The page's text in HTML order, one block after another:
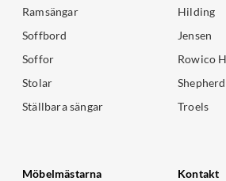
Ramsängar
Soffbord
Soffor
Stolar
Ställbara sängar
Hilding
Jensen
Rowico
Troels
Möbelmästarna Kontakt